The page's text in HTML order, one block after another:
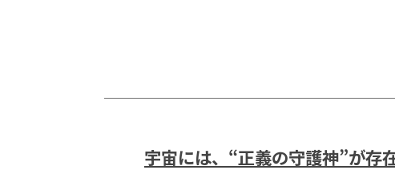
宇宙には、“正義の守護神”が存